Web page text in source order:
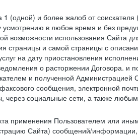
и более жалоб от соискателя
в любое время и без
возможности использования Сайта
страницы и самой страницы с
на дату приостановления
о расторжении Договора.
и полученной
сообщения, электронной
социальные сети, а также
применения Пользователем или
Сайта) сообщений/